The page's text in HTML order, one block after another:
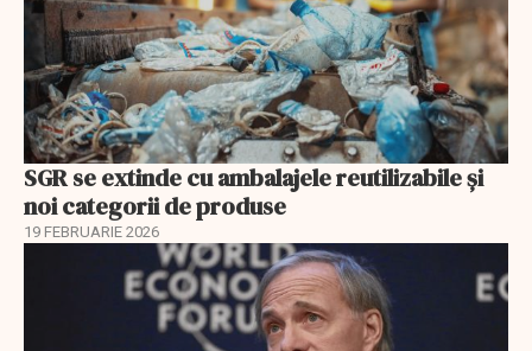
SGR se extinde cu ambalajele reutilizabile și
noi categorii de produse
19 FEBRUARIE 2026